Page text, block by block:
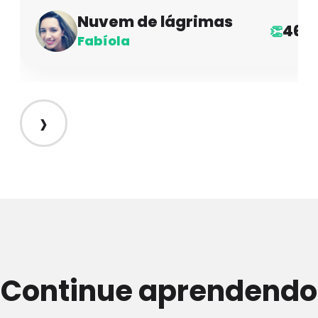
Nuvem de lágrimas
Fabíola
👏46
›
Continue aprendendo